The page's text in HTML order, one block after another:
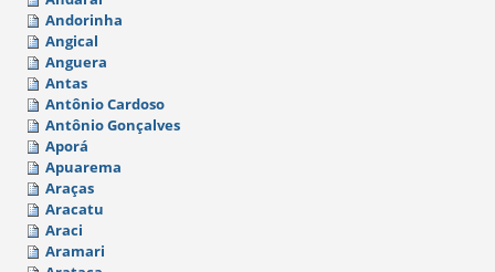
Andorinha
Angical
Anguera
Antas
Antônio Cardoso
Antônio Gonçalves
Aporá
Apuarema
Araças
Aracatu
Araci
Aramari